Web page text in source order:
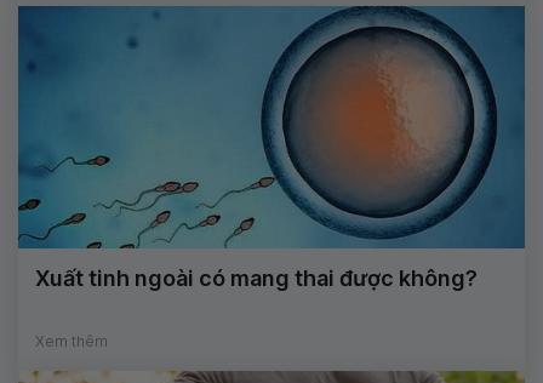
Xuất tinh ngoài có mang thai được không?
Xem thêm